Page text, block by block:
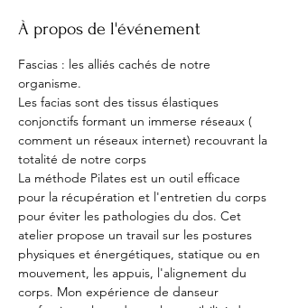
À propos de l'événement
Fascias : les alliés cachés de notre
organisme.
Les facias sont des tissus élastiques
conjonctifs formant un immerse réseaux (
comment un réseaux internet) recouvrant la
totalité de notre corps
La méthode Pilates est un outil efficace
pour la récupération et l'entretien du corps
pour éviter les pathologies du dos. Cet
atelier propose un travail sur les postures
physiques et énergétiques, statique ou en
mouvement, les appuis, l'alignement du
corps. Mon expérience de danseur